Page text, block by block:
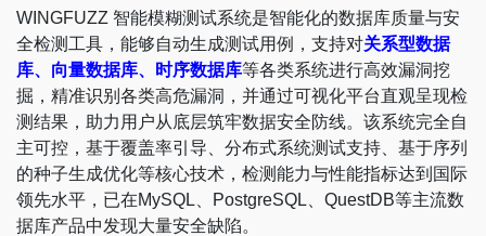
WINGFUZZ 智能模糊测试系统是智能化的数据库质量与安
全检测工具，能够自动生成测试用例，支持对关系型数据
库、向量数据库、时序数据库等各类系统进行高效漏洞挖
掘，精准识别各类高危漏洞，并通过可视化平台直观呈现检
测结果，助力用户从底层筑牢数据安全防线。该系统完全自
主可控，基于覆盖率引导、分布式系统测试支持、基于序列
的种子生成优化等核心技术，检测能力与性能指标达到国际
领先水平，已在MySQL、PostgreSQL、QuestDB等主流数
据库产品中发现大量安全缺陷。